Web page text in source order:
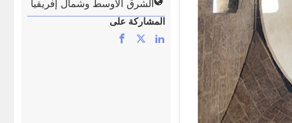
المشاركة على